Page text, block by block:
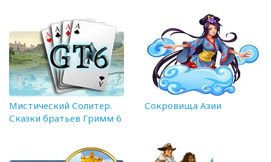
Мистический Солитер.
Сказки братьев Гримм 6
Сокровища Азии